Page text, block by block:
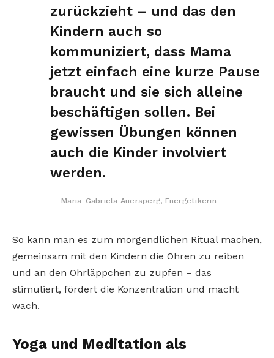
zurückzieht – und das den
Kindern auch so
kommuniziert, dass Mama
jetzt einfach eine kurze Pause
braucht und sie sich alleine
beschäftigen sollen. Bei
gewissen Übungen können
auch die Kinder involviert
werden.
Maria-Gabriela Auersperg, Energetikerin
So kann man es zum morgendlichen Ritual machen,
gemeinsam mit den Kindern die Ohren zu reiben
und an den Ohrläppchen zu zupfen – das
stimuliert, fördert die Konzentration und macht
wach.
Yoga und Meditation als